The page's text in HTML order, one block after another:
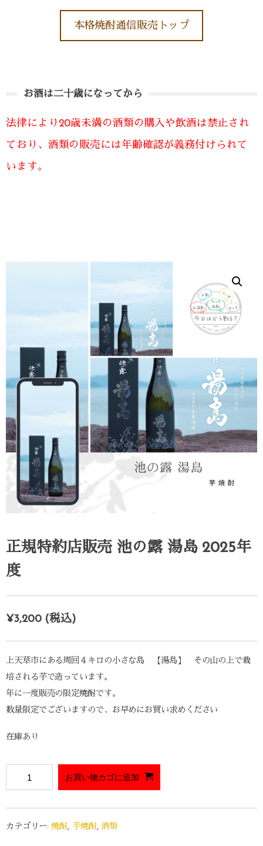
本格焼酎通信販売トップ
お酒は二十歳になってから
法律により20歳未満の酒類の購入や飲酒は禁止され
ており、酒類の販売には年齢確認が義務付けられて
います。
正規特約店販売 池の露 湯島 2025年
度
¥3,200 (税込)
上天草市にある周回４キロの小さな島 【湯島】 その山の上で栽
培される芋で造っています。
年に一度販売の限定焼酎です。
数量限定でございますので、お早めにお買い求めください
在庫あり
お買い物カゴに追加
カテゴリー:焼酎, 芋焼酎,酒類